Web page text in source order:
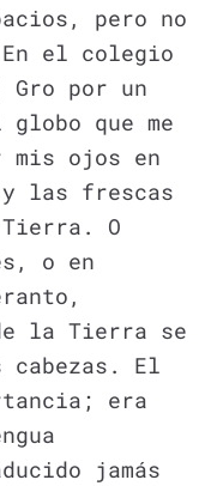
pero no
el colegio
Gro por un
que me
mis ojos en
las frescas
O
o en
la Tierra se
cabezas. El
era
jamás